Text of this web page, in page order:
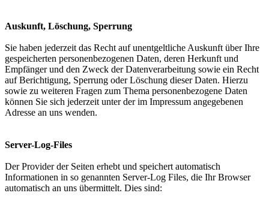
Auskunft, Löschung, Sperrung
Sie haben jederzeit das Recht auf unentgeltliche Auskunft über Ihre
gespeicherten personenbezogenen Daten, deren Herkunft und
Empfänger und den Zweck der Datenverarbeitung sowie ein Recht
auf Berichtigung, Sperrung oder Löschung dieser Daten. Hierzu
sowie zu weiteren Fragen zum Thema personenbezogene Daten
können Sie sich jederzeit unter der im Impressum angegebenen
Adresse an uns wenden.
Server-Log-Files
Der Provider der Seiten erhebt und speichert automatisch
Informationen in so genannten Server-Log Files, die Ihr Browser
automatisch an uns übermittelt. Dies sind: